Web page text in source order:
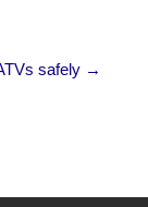
safely →